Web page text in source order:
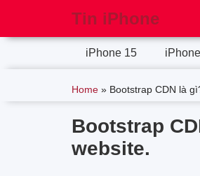
Tin iPhone
iPhone 15
Home » Bootstrap CDN là
Bootstrap
website.